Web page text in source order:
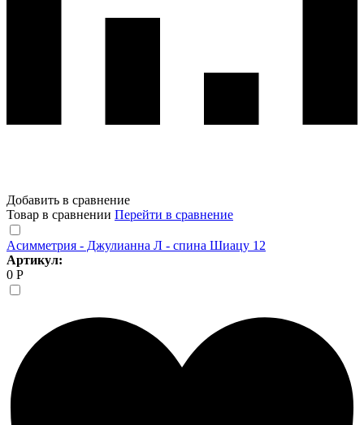
Добавить в сравнение
Товар в сравнении Перейти в сравнение
Асимметрия - Джулианна Л - спина Шиацу 12
Артикул:
0 Р